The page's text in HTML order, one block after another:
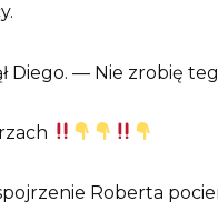
Diego. — Nie zrobię
Roberta